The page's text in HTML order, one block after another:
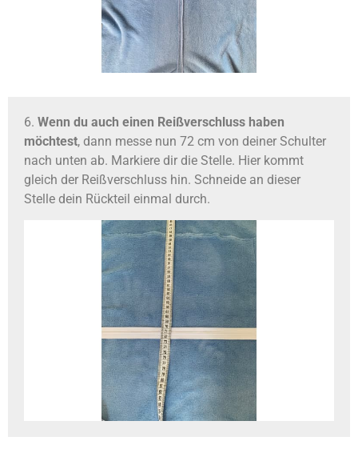
6. Wenn du auch einen Reißverschluss haben
möchtest, dann messe nun 72 cm von deiner Schulter
nach unten ab. Markiere dir die Stelle. Hier kommt
gleich der Reißverschluss hin. Schneide an dieser
Stelle dein Rückteil einmal durch.